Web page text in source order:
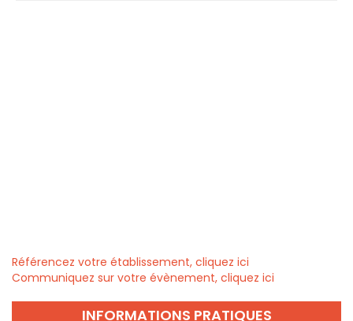
Référencez votre établissement, cliquez ici
Communiquez sur votre évènement, cliquez ici
INFORMATIONS PRATIQUES